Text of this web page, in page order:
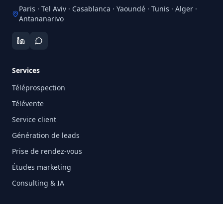
Paris · Tel Aviv · Casablanca · Yaoundé · Tunis · Alger ·
Antananarivo
Services
Téléprospection
Télévente
Service client
Génération de leads
Prise de rendez-vous
Études marketing
Consulting & IA